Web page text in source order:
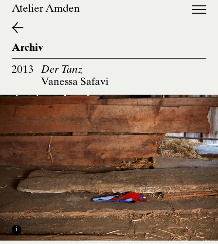
Atelier Amden
deen
Archiv
2013
Der Tanz
Vanessa Safavi
i